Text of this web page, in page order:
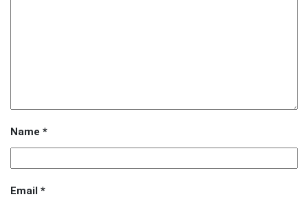
Name *
Email *